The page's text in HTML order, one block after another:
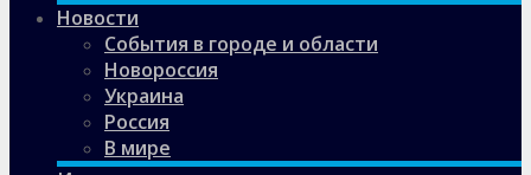
Новости
События в городе и области
Новороссия
Украина
Россия
В мире